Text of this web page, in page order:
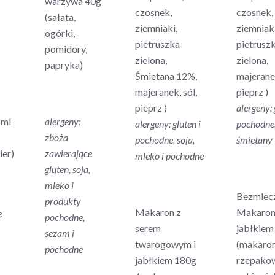
(sałata,
ogórki,
pomidory,
papryka)
alergeny:
zboża
zawierające
gluten, soja,
mleko i
produkty
pochodne,
sezam i
pochodne
czosnek,
ziemniaki,
pietruszka
zielona,
Śmietana 12%,
majeranek, sól,
pieprz )
alergeny: gluten i
pochodne, soja,
mleko i pochodne
Makaron z
serem
twarogowym i
jabłkiem 180g
czosnek,
zielona,
pieprz )
alergeny:
śmietany